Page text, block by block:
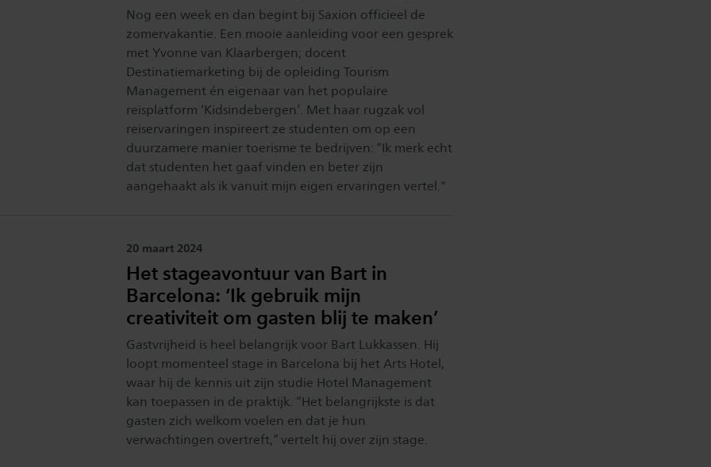
Nog een week en dan begint bij Saxion officieel de
zomervakantie. Een mooie aanleiding voor een gesprek
met Yvonne van Klaarbergen; docent
Destinatiemarketing bij de opleiding Tourism
Management én eigenaar van het populaire
reisplatform ‘Kidsindebergen’. Met haar rugzak vol
reiservaringen inspireert ze studenten om op een
duurzamere manier toerisme te bedrijven: “Ik merk echt
dat studenten het gaaf vinden en beter zijn
aangehaakt als ik vanuit mijn eigen ervaringen vertel."
Publicatiedatum:
20 maart 2024
Het stageavontuur van Bart in
Barcelona: ‘Ik gebruik mijn
creativiteit om gasten blij te maken’
Gastvrijheid is heel belangrijk voor Bart Lukkassen. Hij
loopt momenteel stage in Barcelona bij het Arts Hotel,
waar hij de kennis uit zijn studie Hotel Management
kan toepassen in de praktijk. “Het belangrijkste is dat
gasten zich welkom voelen en dat je hun
verwachtingen overtreft,” vertelt hij over zijn stage.